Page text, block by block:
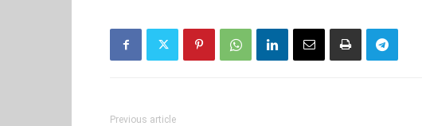
Previous article